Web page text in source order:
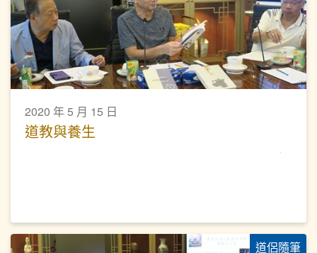
2020 年 5 月 15 日
道教與養生
道侶隨筆